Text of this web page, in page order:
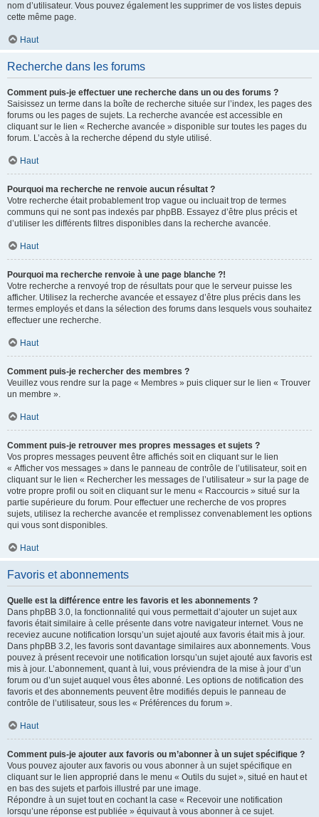
nom d’utilisateur. Vous pouvez également les supprimer de vos listes depuis
cette même page.
Haut
Recherche dans les forums
Comment puis-je effectuer une recherche dans un ou des forums ?
Saisissez un terme dans la boîte de recherche située sur l’index, les pages des
forums ou les pages de sujets. La recherche avancée est accessible en
cliquant sur le lien « Recherche avancée » disponible sur toutes les pages du
forum. L’accès à la recherche dépend du style utilisé.
Haut
Pourquoi ma recherche ne renvoie aucun résultat ?
Votre recherche était probablement trop vague ou incluait trop de termes
communs qui ne sont pas indexés par phpBB. Essayez d’être plus précis et
d’utiliser les différents filtres disponibles dans la recherche avancée.
Haut
Pourquoi ma recherche renvoie à une page blanche ?!
Votre recherche a renvoyé trop de résultats pour que le serveur puisse les
afficher. Utilisez la recherche avancée et essayez d’être plus précis dans les
termes employés et dans la sélection des forums dans lesquels vous souhaitez
effectuer une recherche.
Haut
Comment puis-je rechercher des membres ?
Veuillez vous rendre sur la page « Membres » puis cliquer sur le lien « Trouver
un membre ».
Haut
Comment puis-je retrouver mes propres messages et sujets ?
Vos propres messages peuvent être affichés soit en cliquant sur le lien
« Afficher vos messages » dans le panneau de contrôle de l’utilisateur, soit en
cliquant sur le lien « Rechercher les messages de l’utilisateur » sur la page de
votre propre profil ou soit en cliquant sur le menu « Raccourcis » situé sur la
partie supérieure du forum. Pour effectuer une recherche de vos propres
sujets, utilisez la recherche avancée et remplissez convenablement les options
qui vous sont disponibles.
Haut
Favoris et abonnements
Quelle est la différence entre les favoris et les abonnements ?
Dans phpBB 3.0, la fonctionnalité qui vous permettait d’ajouter un sujet aux
favoris était similaire à celle présente dans votre navigateur internet. Vous ne
receviez aucune notification lorsqu’un sujet ajouté aux favoris était mis à jour.
Dans phpBB 3.2, les favoris sont davantage similaires aux abonnements. Vous
pouvez à présent recevoir une notification lorsqu’un sujet ajouté aux favoris est
mis à jour. L’abonnement, quant à lui, vous préviendra de la mise à jour d’un
forum ou d’un sujet auquel vous êtes abonné. Les options de notification des
favoris et des abonnements peuvent être modifiés depuis le panneau de
contrôle de l’utilisateur, sous les « Préférences du forum ».
Haut
Comment puis-je ajouter aux favoris ou m’abonner à un sujet spécifique ?
Vous pouvez ajouter aux favoris ou vous abonner à un sujet spécifique en
cliquant sur le lien approprié dans le menu « Outils du sujet », situé en haut et
en bas des sujets et parfois illustré par une image.
Répondre à un sujet tout en cochant la case « Recevoir une notification
lorsqu’une réponse est publiée » équivaut à vous abonner à ce sujet.